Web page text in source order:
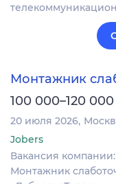
Монтажник
100 000–120 000
20 июля 2026
Jobers
Вакансия
Монтажник